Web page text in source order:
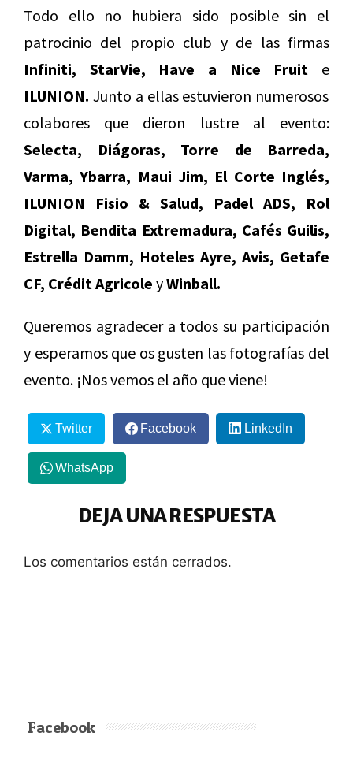
Todo ello no hubiera sido posible sin el
patrocinio del propio club y de las firmas
Infiniti, StarVie, Have a Nice Fruit e
ILUNION. Junto a ellas estuvieron numerosos
colabores que dieron lustre al evento:
Selecta, Diágoras, Torre de Barreda,
Varma, Ybarra, Maui Jim, El Corte Inglés,
ILUNION Fisio & Salud, Padel ADS, Rol
Digital, Bendita Extremadura, Cafés Guilis,
Estrella Damm, Hoteles Ayre, Avis, Getafe
CF, Crédit Agricole yWinball.
Queremos agradecer a todos su participación
y esperamos que os gusten las fotografías del
evento. ¡Nos vemos el año que viene!
Twitter Facebook LinkedIn
WhatsApp
DEJA UNA RESPUESTA
Los comentarios están cerrados.
Facebook